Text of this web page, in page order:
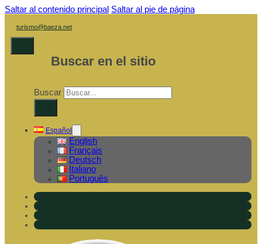
Saltar al contenido principal Saltar al pie de página
turismo@baeza.net
Buscar en el sitio
Buscar
Español
English
Français
Deutsch
Italiano
Português